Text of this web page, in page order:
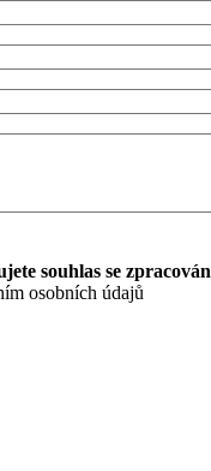
souhlas se
osobních údajů